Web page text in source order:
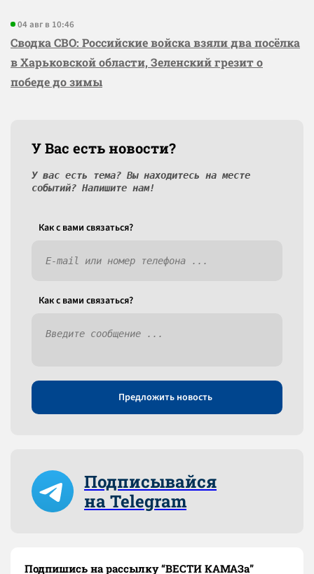
04 авг в 10:46
Сводка СВО: Российские войска взяли два посёлка
в Харьковской области, Зеленский грезит о
победе до зимы
У Вас есть новости?
У вас есть тема? Вы находитесь на месте
событий? Напишите нам!
Как c вами связаться?
Как c вами связаться?
Предложить новость
Подписывайся
на Telegram
Подпишись на рассылку “ВЕСТИ КАМАЗа”